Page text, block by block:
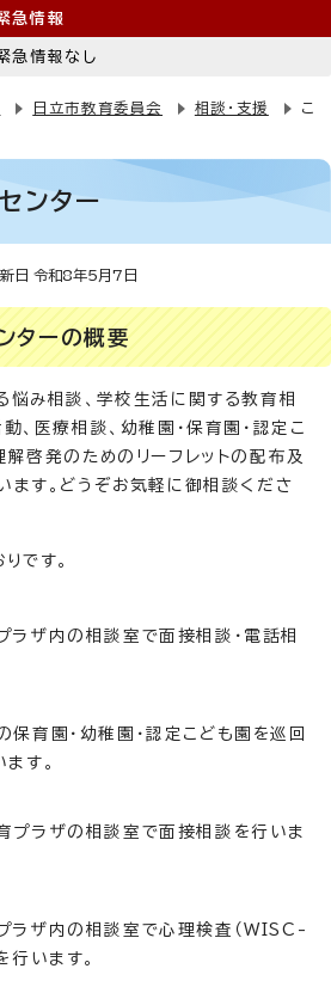
急情報
急情報なし
日立市教育委員会 相談・支援
こ
ンター
日 令和8年5月7日
ターの概要
悩み相談、学校生活に関する教育相
、医療相談、幼稚園・保育園・認定こ
啓発のためのリーフレットの配布及
ます。どうぞお気軽に御相談くださ
です。
ラザ内の相談室で面接相談・電話相
育園・幼稚園・認定こども園を巡回
す。
プラザの相談室で面接相談を行いま
ラザ内の相談室で心理検査（WISC-
行います。